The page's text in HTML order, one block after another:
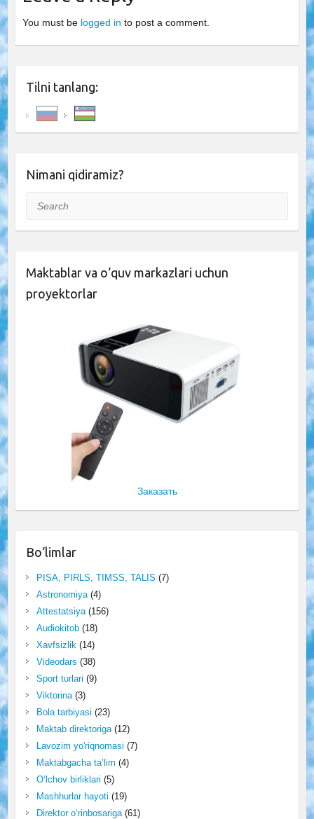
You must be logged in to post a comment.
Tilni tanlang:
Nimani qidiramiz?
Search
Maktablar va o‘quv markazlari uchun
proyektorlar
Заказать
Bo‘limlar
PISA, PIRLS, TIMSS, TALIS (7)
Astronomiya(4)
Attestatsiya(156)
Audiokitob(18)
Xavfsizlik (14)
Videodars (38)
Sport turlari (9)
Viktorina(3)
Bola tarbiyasi (23)
Maktab direktoriga(12)
Lavozim yo'riqnomasi (7)
Maktabgacha ta’lim (4)
O‘lchov birliklari (5)
Mashhurlar hayoti (19)
Direktor o‘rinbosariga(61)